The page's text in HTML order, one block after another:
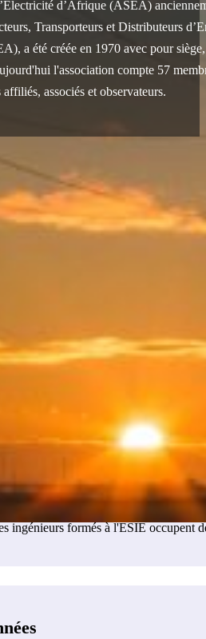
d’Afrique (ASEA)
Transporteurs et Distributeurs
a été créée en 1970 avec pour siège,
l'association compte 57
associés et observateurs.
Général de l’ASEA​
moteur de l’économie et que le
se mesurer par la quantité d’énergie
la place qu’occupent les sociétés
point à démonter : « elles sont au
cher à une de nos sociétés
énergétique renforcé
ingénieurs formés à l'ESIE occupent